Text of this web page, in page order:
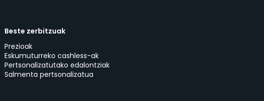
Beste zerbitzuak
Prezioak
Eskumuturreko cashless-ak
Pertsonalizatutako edalontziak
Salmenta pertsonalizatua